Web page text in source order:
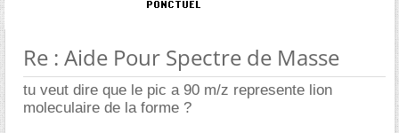
Re : Aide Pour Spectre de Masse
tu veut dire que le pic a 90 m/z represente lion
moleculaire de la forme ?